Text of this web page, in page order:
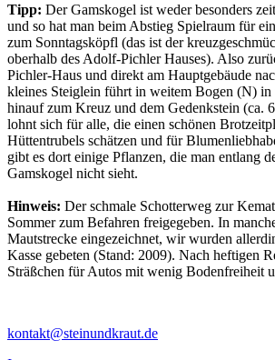
Tipp: Der Gamskogel ist weder besonders
und so hat man beim Abstieg Spielraum für
zum Sonntagsköpfl (das ist der
oberhalb des Adolf-Pichler Hauses). Also
Pichler-Haus und direkt am Hauptgebäude
kleines Steiglein führt in weitem Bogen (N)
hinauf zum Kreuz und dem Gedenkstein (ca.
lohnt sich für alle, die einen schönen
Hüttentrubels schätzen und für
gibt es dort einige Pflanzen, die man entlang
Gamskogel nicht sieht.
Hinweis: Der schmale Schotterweg zur
Sommer zum Befahren freigegeben. In
Mautstrecke eingezeichnet, wir wurden
Kasse gebeten (Stand: 2009). Nach heftigen
Sträßchen für Autos mit wenig Bodenfreiheit
kontakt@steinundkraut.de